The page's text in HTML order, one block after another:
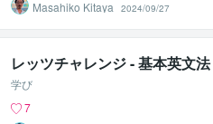
Masahiko Kitaya
2024/09/27
レッツチャレンジ - 基本英文
学び
7